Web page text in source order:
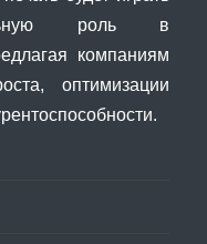
роль в
компаниям
оптимизации